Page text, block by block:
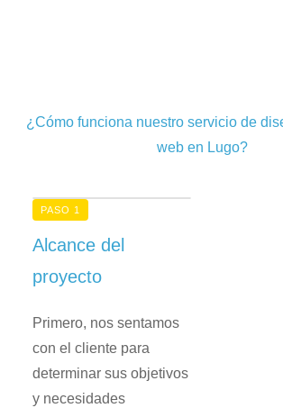
¿Cómo funciona nuestro servicio de
web en Lugo?
PASO 1
Alcance del
proyecto
Primero, nos sentamos
con el cliente para
determinar sus objetivos
y necesidades